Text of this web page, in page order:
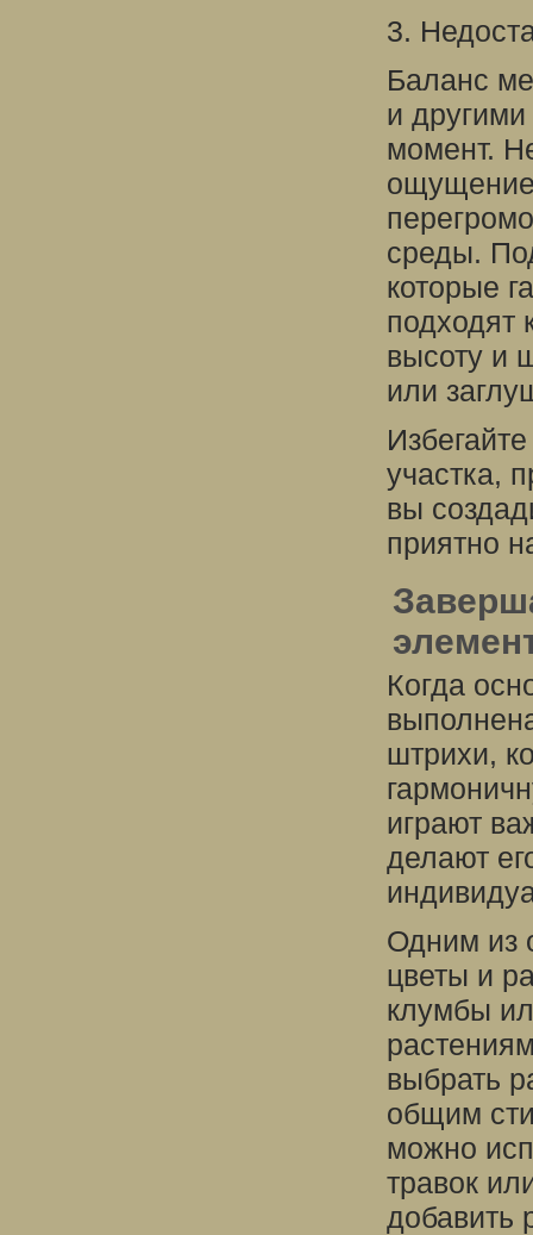
3.
Баланс
и
момент.
ощущение
среды.
которые
подходят
высоту и
или
участка,
вы
приятно
Когда
штрихи,
играют
делают
Одним из
цветы и
клумбы
выбрать
общим
можно
травок
добавить